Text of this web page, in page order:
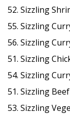
52. Sizzling
55. Sizzling
56. Sizzling
51. Sizzling
54. Sizzling
51. Sizzling
53. Sizzling